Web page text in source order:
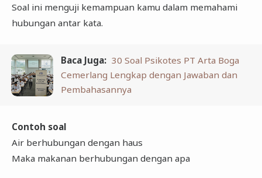
Soal ini menguji kemampuan kamu dalam memahami
hubungan antar kata.
Baca Juga: 30 Soal Psikotes PT Arta Boga
Cemerlang Lengkap dengan Jawaban dan
Pembahasannya
Contoh soal
Air berhubungan dengan haus
Maka makanan berhubungan dengan apa